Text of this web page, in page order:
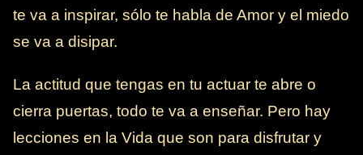
te va a inspirar, sólo te habla de Amor y el miedo
se va a disipar.
La actitud que tengas en tu actuar te abre o
cierra puertas, todo te va a enseñar. Pero hay
lecciones en la Vida que son para disfrutar y